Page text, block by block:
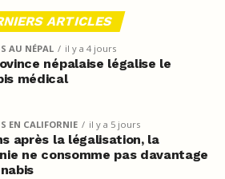
ARTICLES
AU NÉPAL il y a 4 jours
népalaise légalise le
médical
EN CALIFORNIE il y a 5 jours
après la légalisation, la
ne consomme pas davantage